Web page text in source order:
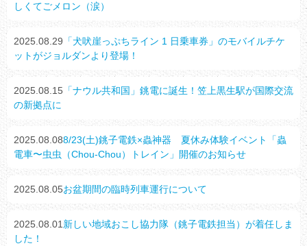
しくてごメロン（涙）
2025.08.29 「犬吠崖っぷちライン 1 日乗車券」のモバイルチケ
ットがジョルダンより登場！
2025.08.15 「ナウル共和国」銚電に誕生！笠上黒生駅が国際交流
の新拠点に
2025.08.088/23(土)銚子電鉄×蟲神器 夏休み体験イベント「蟲
電車〜虫虫（Chou-Chou）トレイン」開催のお知らせ
2025.08.05お盆期間の臨時列車運行について
2025.08.01 新しい地域おこし協力隊（銚子電鉄担当）が着任しま
した！